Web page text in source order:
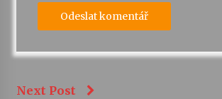
Next Post